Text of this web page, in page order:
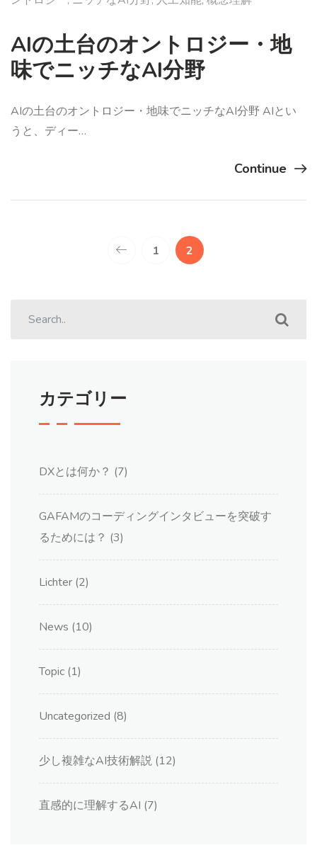
AIの土台のオントロジー・地
味でニッチなAI分野
AIの土台のオントロジー・地味でニッチなAI分野 AIとい
うと、ディー…
Continue
1 2
カテゴリー
DXとは何か？ (7)
GAFAMのコーディングインタビューを突破す
るためには？ (3)
Lichter (2)
News (10)
Topic (1)
Uncategorized (8)
少し複雑なAI技術解説 (12)
直感的に理解するAI (7)